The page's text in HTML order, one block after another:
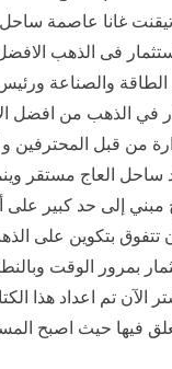
فى الذهب
والصناعة
في الذهب من افضل
العاج مستقر
مبني إلى حد كبير
بتكوين على
بمرور الوقت
تم اعداد هذا